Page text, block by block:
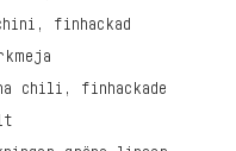
finhackad
chili, finhackade